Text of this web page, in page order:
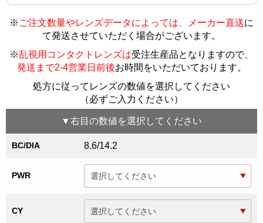
※ ご注文数量やレンズデータによっては、メーカー直送に
て発送させていただく場合がございます。
※乱視用コンタクトレンズは受注生産品となりますので、
発送まで2-4営業日前後お時間をいただいております。
処方に従ってレンズの数値を選択してください
（必ずご入力ください）
▼右目 の数値を選択してください
BC/DIA 8.6/14.2
PWR
CY